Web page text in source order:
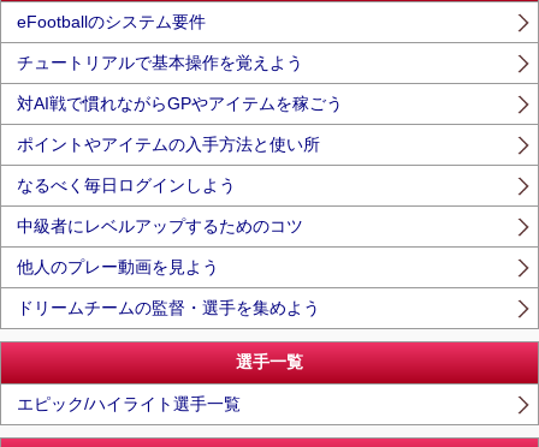
eFootballのシステム要件
チュートリアルで基本操作を覚えよう
対AI戦で慣れながらGPやアイテムを稼ごう
ポイントやアイテムの入手方法と使い所
なるべく毎日ログインしよう
中級者にレベルアップするためのコツ
他人のプレー動画を見よう
ドリームチームの監督・選手を集めよう
選手一覧
エピック/ハイライト選手一覧